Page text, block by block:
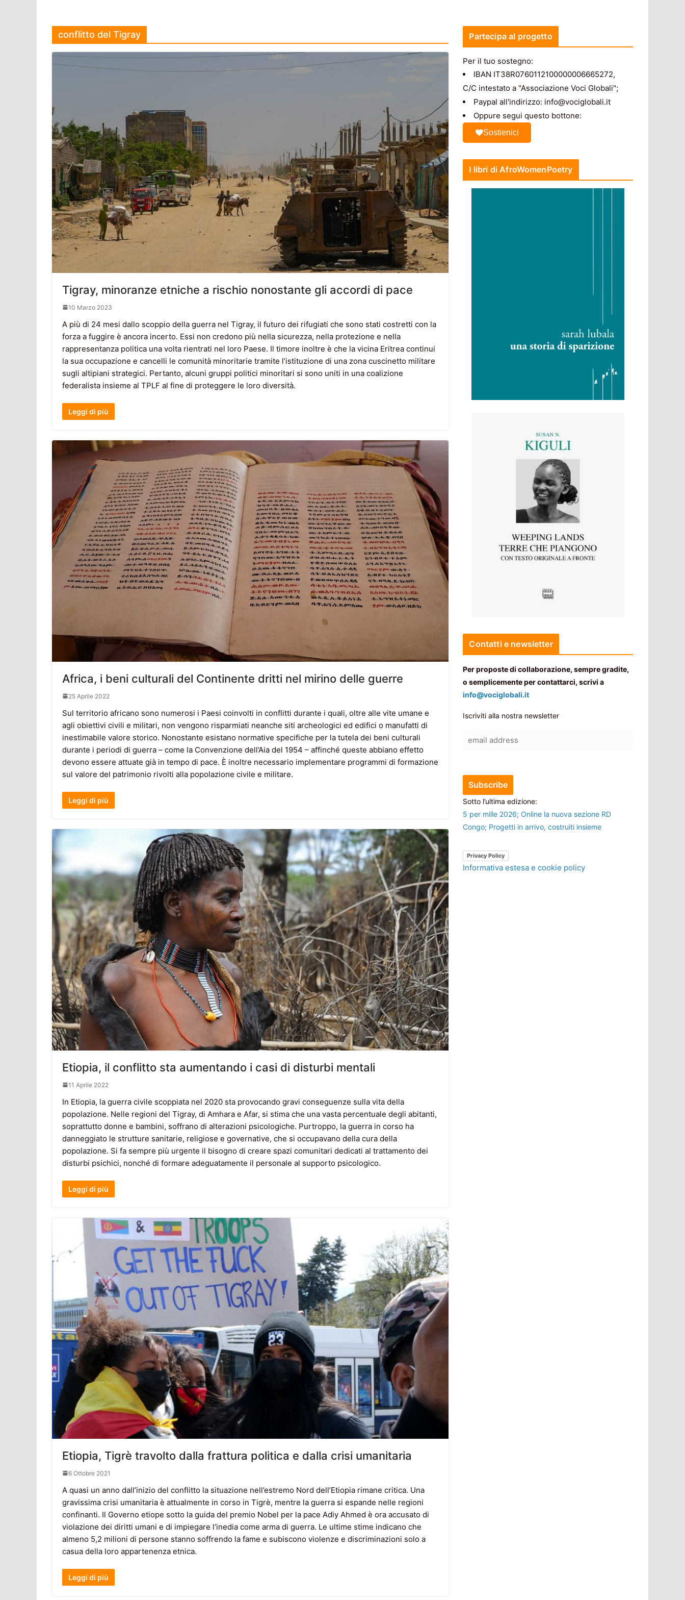
conflitto del Tigray
Tigray, minoranze etniche a rischio nonostante gli accordi di pace
10 Marzo 2023
A più di 24 mesi dallo scoppio della guerra nel Tigray, il futuro dei rifugiati che sono stati costretti con la
forza a fuggire è ancora incerto. Essi non credono più nella sicurezza, nella protezione e nella
rappresentanza politica una volta rientrati nel loro Paese. Il timore inoltre è che la vicina Eritrea continui
la sua occupazione e cancelli le comunità minoritarie tramite l’istituzione di una zona cuscinetto militare
sugli altipiani strategici. Pertanto, alcuni gruppi politici minoritari si sono uniti in una coalizione
federalista insieme al TPLF al fine di proteggere le loro diversità.
Leggi di più
Africa, i beni culturali del Continente dritti nel mirino delle guerre
25 Aprile 2022
Sul territorio africano sono numerosi i Paesi coinvolti in conflitti durante i quali, oltre alle vite umane e
agli obiettivi civili e militari, non vengono risparmiati neanche siti archeologici ed edifici o manufatti di
inestimabile valore storico. Nonostante esistano normative specifiche per la tutela dei beni culturali
durante i periodi di guerra – come la Convenzione dell’Aia del 1954 – affinché queste abbiano effetto
devono essere attuate già in tempo di pace. È inoltre necessario implementare programmi di formazione
sul valore del patrimonio rivolti alla popolazione civile e militare.
Leggi di più
Etiopia, il conflitto sta aumentando i casi di disturbi mentali
11 Aprile 2022
In Etiopia, la guerra civile scoppiata nel 2020 sta provocando gravi conseguenze sulla vita della
popolazione. Nelle regioni del Tigray, di Amhara e Afar, si stima che una vasta percentuale degli abitanti,
soprattutto donne e bambini, soffrano di alterazioni psicologiche. Purtroppo, la guerra in corso ha
danneggiato le strutture sanitarie, religiose e governative, che si occupavano della cura della
popolazione. Si fa sempre più urgente il bisogno di creare spazi comunitari dedicati al trattamento dei
disturbi psichici, nonché di formare adeguatamente il personale al supporto psicologico.
Leggi di più
Etiopia, Tigrè travolto dalla frattura politica e dalla crisi umanitaria
6 Ottobre 2021
A quasi un anno dall’inizio del conflitto la situazione nell’estremo Nord dell’Etiopia rimane critica. Una
gravissima crisi umanitaria è attualmente in corso in Tigrè, mentre la guerra si espande nelle regioni
confinanti. Il Governo etiope sotto la guida del premio Nobel per la pace Adiy Ahmed è ora accusato di
violazione dei diritti umani e di impiegare l’inedia come arma di guerra. Le ultime stime indicano che
almeno 5,2 milioni di persone stanno soffrendo la fame e subiscono violenze e discriminazioni solo a
casua della loro appartenenza etnica.
Leggi di più
Partecipa al progetto
Per il tuo sostegno:
IBAN IT38R0760112100000006665272,
C/C intestato a "Associazione Voci Globali";
Paypal all'indirizzo: info@vociglobali.it
Oppure segui questo bottone:
Sostienici
I libri di AfroWomenPoetry
Contatti e newsletter
Per proposte di collaborazione, sempre gradite,
o semplicemente per contattarci, scrivi a
info@vociglobali.it
Iscriviti alla nostra newsletter
Sotto l’ultima edizione:
5 per mille 2026; Online la nuova sezione RD
Congo; Progetti in arrivo, costruiti insieme
Privacy Policy
Informativa estesa e cookie policy